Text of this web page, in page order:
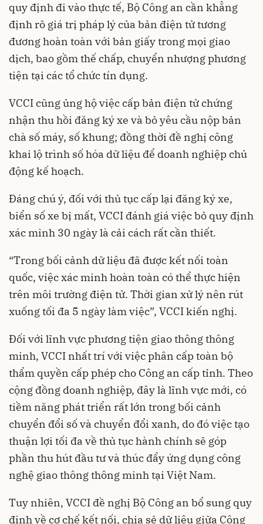
quy định đi vào thực tế, Bộ Công an cần khẳng
định rõ giá trị pháp lý của bản điện tử tương
đương hoàn toàn với bản giấy trong mọi giao
dịch, bao gồm thế chấp, chuyển nhượng phương
tiện tại các tổ chức tín dụng.
VCCI cũng ủng hộ việc cấp bản điện tử chứng
nhận thu hồi đăng ký xe và bỏ yêu cầu nộp bản
chà số máy, số khung; đồng thời đề nghị công
khai lộ trình số hóa dữ liệu để doanh nghiệp chủ
động kế hoạch.
Đáng chú ý, đối với thủ tục cấp lại đăng ký xe,
biển số xe bị mất, VCCI đánh giá việc bỏ quy định
xác minh 30 ngày là cải cách rất cần thiết.
“Trong bối cảnh dữ liệu đã được kết nối toàn
quốc, việc xác minh hoàn toàn có thể thực hiện
trên môi trường điện tử. Thời gian xử lý nên rút
xuống tối đa 5 ngày làm việc”, VCCI kiến nghị.
Đối với lĩnh vực phương tiện giao thông thông
minh, VCCI nhất trí với việc phân cấp toàn bộ
thẩm quyền cấp phép cho Công an cấp tỉnh. Theo
cộng đồng doanh nghiệp, đây là lĩnh vực mới, có
tiềm năng phát triển rất lớn trong bối cảnh
chuyển đổi số và chuyển đổi xanh, do đó việc tạo
thuận lợi tối đa về thủ tục hành chính sẽ góp
phần thu hút đầu tư và thúc đẩy ứng dụng công
nghệ giao thông thông minh tại Việt Nam.
Tuy nhiên, VCCI đề nghị Bộ Công an bổ sung quy
định về cơ chế kết nối, chia sẻ dữ liệu giữa Công